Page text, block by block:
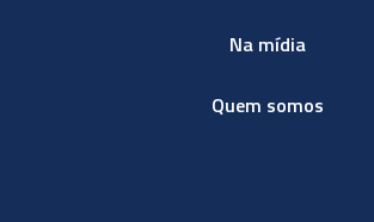
Na mídia
Quem somos